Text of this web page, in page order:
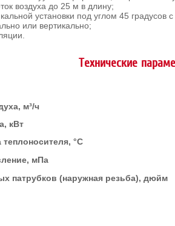
воздуха до 25 м в длину;
установки под углом 45 градусов
или вертикально;
Технические
м³/ч
кВт
°С
мПа
патрубков (наружная резьба), дюйм